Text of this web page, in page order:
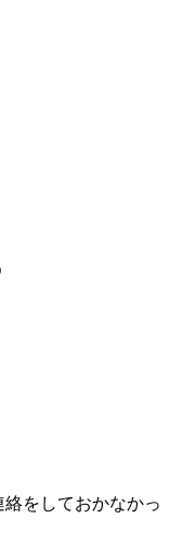
をしておかなかっ